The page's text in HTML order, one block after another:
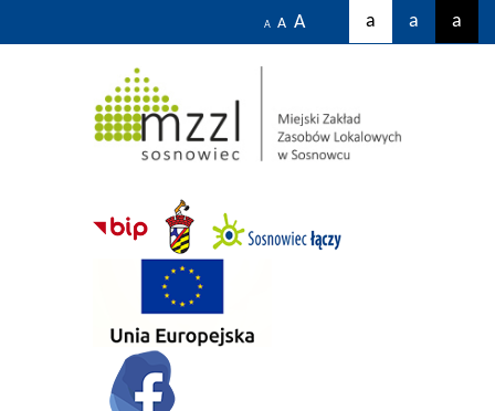
A A A a a a